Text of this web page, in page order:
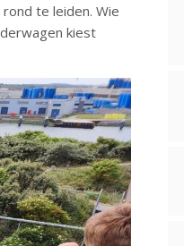
te leiden. Wie
kiest